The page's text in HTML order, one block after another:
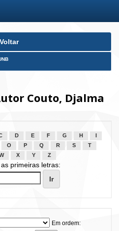
Voltar
Couto, Djalma
D E F G H
O P Q R S
T
X Y Z
primeiras letras:
Em ordem: